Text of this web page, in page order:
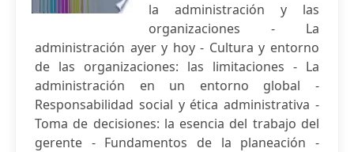
la administración y las
organizaciones - La
administración ayer y hoy - Cultura y entorno
de las organizaciones: las limitaciones - La
administración en un entorno global -
Responsabilidad social y ética administrativa -
Toma de decisiones: la esencia del trabajo del
gerente - Fundamentos de la planeación -